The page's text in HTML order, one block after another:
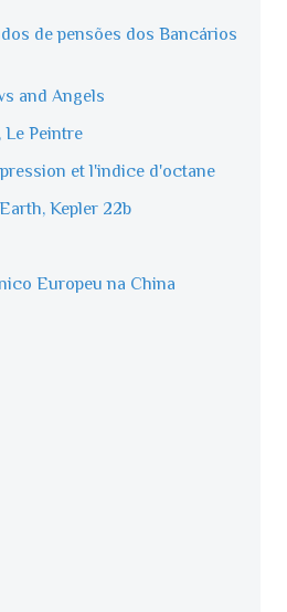
de pensões dos Bancários
and Angels
Le Peintre
et l'indice d'octane
Kepler 22b
Europeu na China